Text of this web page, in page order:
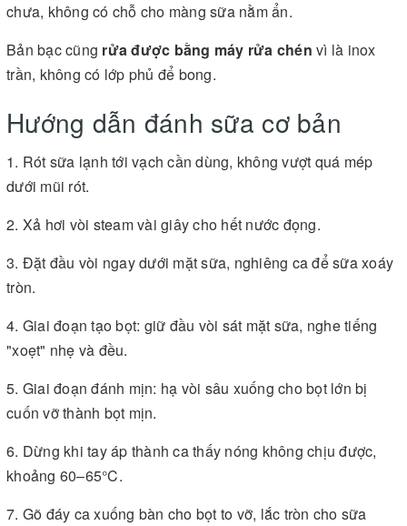
chưa, không có chỗ cho màng sữa nằm ẩn.
Bản bạc cũng rửa được bằng máy rửa chén vì là inox
trần, không có lớp phủ để bong.
Hướng dẫn đánh sữa cơ bản
1. Rót sữa lạnh tới vạch cần dùng, không vượt quá mép
dưới mũi rót.
2. Xả hơi vòi steam vài giây cho hết nước đọng.
3. Đặt đầu vòi ngay dưới mặt sữa, nghiêng ca để sữa xoáy
tròn.
4. Giai đoạn tạo bọt: giữ đầu vòi sát mặt sữa, nghe tiếng
"xoẹt" nhẹ và đều.
5. Giai đoạn đánh mịn: hạ vòi sâu xuống cho bọt lớn bị
cuốn vỡ thành bọt mịn.
6. Dừng khi tay áp thành ca thấy nóng không chịu được,
khoảng 60–65°C.
7. Gõ đáy ca xuống bàn cho bọt to vỡ, lắc tròn cho sữa